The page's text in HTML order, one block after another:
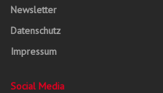
Newsletter
Datenschutz
Impressum
Social Media